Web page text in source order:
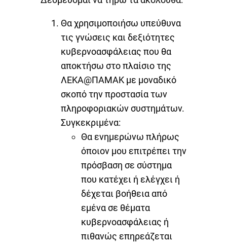
Θα χρησιμοποιήσω υπεύθυνα
τις γνώσεις και δεξιότητες
κυβερνοασφάλειας που θα
αποκτήσω στο πλαίσιο της
ΛΕΚΑ@ΠΑΜΑΚ με μοναδικό
σκοπό την προστασία των
πληροφοριακών συστημάτων.
Συγκεκριμένα:
Θα ενημερώνω πλήρως
όποιον μου επιτρέπει την
πρόσβαση σε σύστημα
που κατέχει ή ελέγχει ή
δέχεται βοήθεια από
εμένα σε θέματα
κυβερνοασφάλειας ή
πιθανώς επηρεάζεται